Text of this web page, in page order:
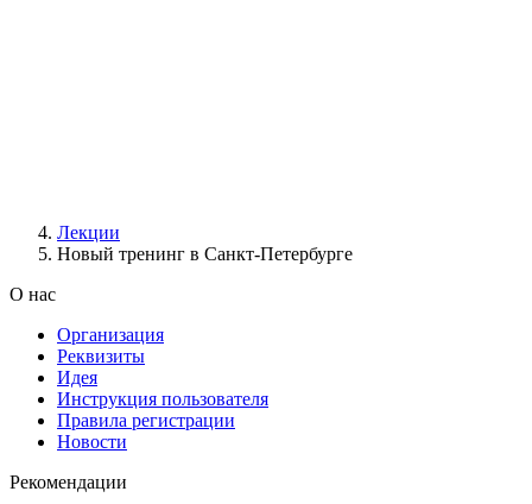
Лекции
Новый тренинг в Санкт-Петербурге
О нас
Организация
Реквизиты
Идея
Инструкция пользователя
Правила регистрации
Новости
Рекомендации